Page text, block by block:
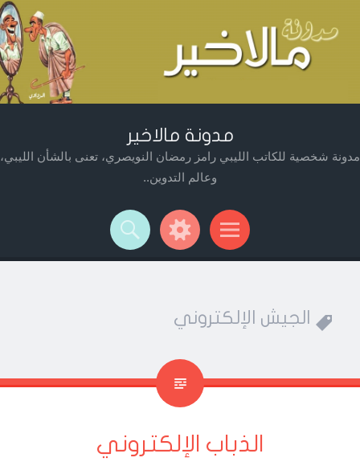
مدونة مالاخير
مدونة شخصية للكاتب الليبي رامز رمضان النويصري، تعنى بالشأن الليبي،
وعالم التدوين..
Menu
Widgets
Search
الجيش الإلكتروني
الذباب الإلكتروني